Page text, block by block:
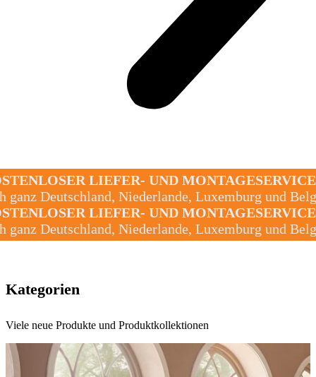
LIEFER- UND MONTAGESERVICE
ganz Deutschland, Niederlande, Luxemburg und
LIEFER- UND MONTAGESERVICE
ganz Deutschland, Niederlande, Luxemburg und
Kategorien
Viele neue Produkte und Produktkollektionen